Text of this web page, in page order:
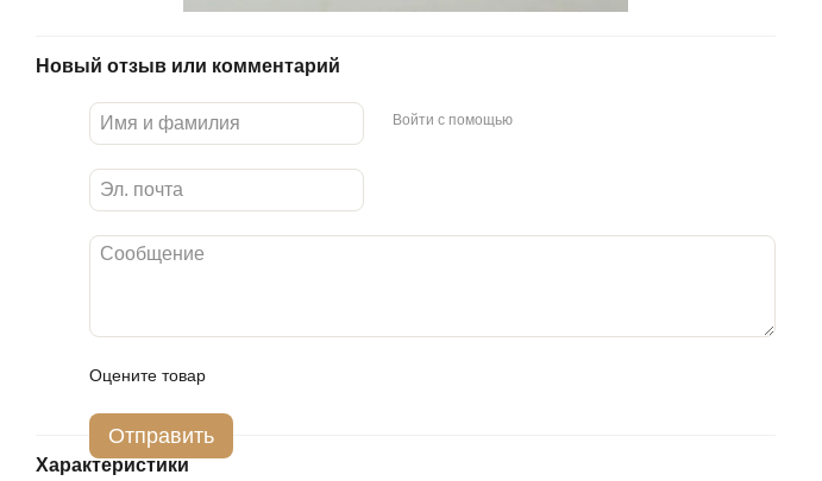
Новый отзыв или комментарий
Войти с помощью
Оцените товар
Отправить
Характеристики